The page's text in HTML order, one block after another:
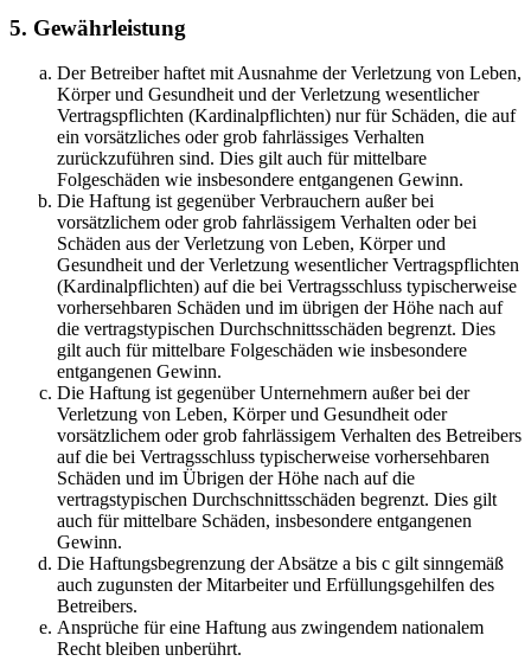
5. Gewährleistung
Der Betreiber haftet mit Ausnahme der Verletzung von Leben,
Körper und Gesundheit und der Verletzung wesentlicher
Vertragspflichten (Kardinalpflichten) nur für Schäden, die auf
ein vorsätzliches oder grob fahrlässiges Verhalten
zurückzuführen sind. Dies gilt auch für mittelbare
Folgeschäden wie insbesondere entgangenen Gewinn.
Die Haftung ist gegenüber Verbrauchern außer bei
vorsätzlichem oder grob fahrlässigem Verhalten oder bei
Schäden aus der Verletzung von Leben, Körper und
Gesundheit und der Verletzung wesentlicher Vertragspflichten
(Kardinalpflichten) auf die bei Vertragsschluss typischerweise
vorhersehbaren Schäden und im übrigen der Höhe nach auf
die vertragstypischen Durchschnittsschäden begrenzt. Dies
gilt auch für mittelbare Folgeschäden wie insbesondere
entgangenen Gewinn.
Die Haftung ist gegenüber Unternehmern außer bei der
Verletzung von Leben, Körper und Gesundheit oder
vorsätzlichem oder grob fahrlässigem Verhalten des Betreibers
auf die bei Vertragsschluss typischerweise vorhersehbaren
Schäden und im Übrigen der Höhe nach auf die
vertragstypischen Durchschnittsschäden begrenzt. Dies gilt
auch für mittelbare Schäden, insbesondere entgangenen
Gewinn.
Die Haftungsbegrenzung der Absätze a bis c gilt sinngemäß
auch zugunsten der Mitarbeiter und Erfüllungsgehilfen des
Betreibers.
Ansprüche für eine Haftung aus zwingendem nationalem
Recht bleiben unberührt.